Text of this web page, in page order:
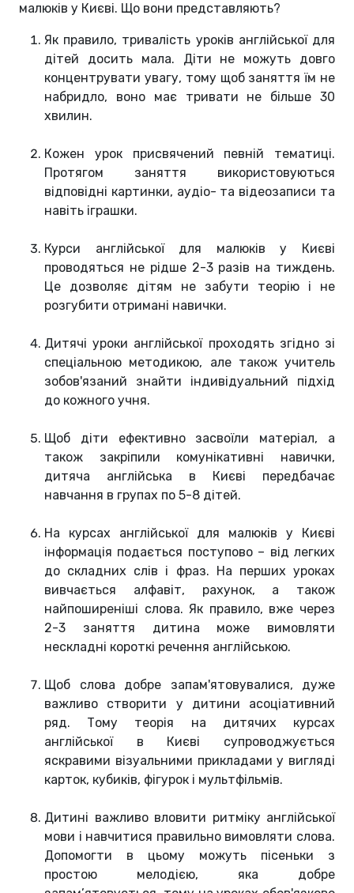
малюків у Києві. Що вони представляють?
Як правило, тривалість уроків англійської для
дітей досить мала. Діти не можуть довго
концентрувати увагу, тому щоб заняття їм не
набридло, воно має тривати не більше 30
хвилин.
Кожен урок присвячений певній тематиці.
Протягом заняття використовуються
відповідні картинки, аудіо- та відеозаписи та
навіть іграшки.
Курси англійської для малюків у Києві
проводяться не рідше 2-3 разів на тиждень.
Це дозволяє дітям не забути теорію і не
розгубити отримані навички.
Дитячі уроки англійської проходять згідно зі
спеціальною методикою, але також учитель
зобов'язаний знайти індивідуальний підхід
до кожного учня.
Щоб діти ефективно засвоїли матеріал, а
також закріпили комунікативні навички,
дитяча англійська в Києві передбачає
навчання в групах по 5-8 дітей.
На курсах англійської для малюків у Києві
інформація подається поступово – від легких
до складних слів і фраз. На перших уроках
вивчається алфавіт, рахунок, а також
найпоширеніші слова. Як правило, вже через
2-3 заняття дитина може вимовляти
нескладні короткі речення англійською.
Щоб слова добре запам'ятовувалися, дуже
важливо створити у дитини асоціативний
ряд. Тому теорія на дитячих курсах
англійської в Києві супроводжується
яскравими візуальними прикладами у вигляді
карток, кубиків, фігурок і мультфільмів.
Дитині важливо вловити ритміку англійської
мови і навчитися правильно вимовляти слова.
Допомогти в цьому можуть пісеньки з
простою мелодією, яка добре